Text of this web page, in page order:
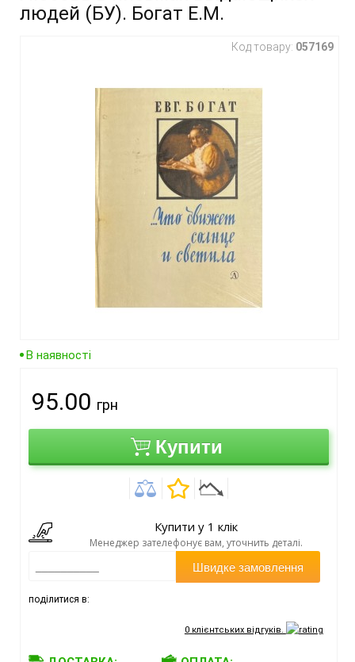
людей (БУ). Богат Е.М.
Код товару: 057169
В наявності
95.00 грн
Купити
Купити у 1 клік
Менеджер зателефонує вам, уточнить деталі.
Швидке замовлення
поділитися в:
0клієнтських відгуків.